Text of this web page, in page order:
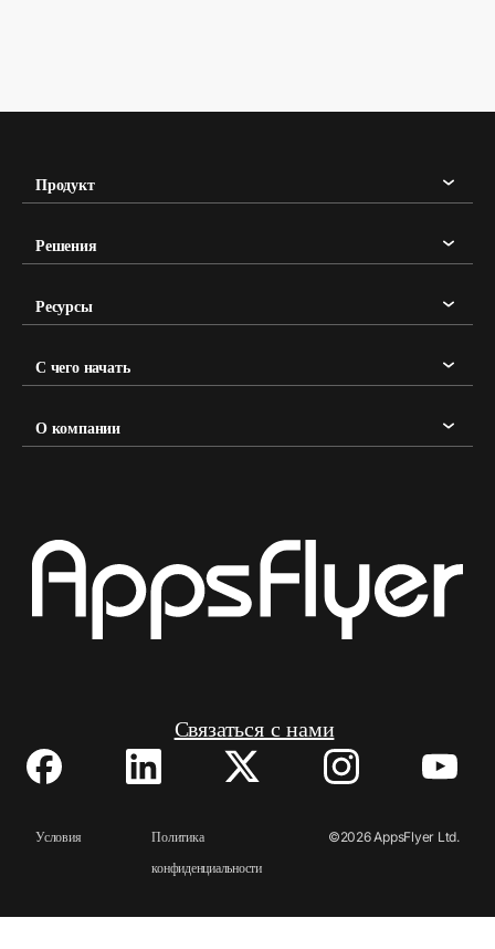
Продукт
Решения
Ресурсы
С чего начать
О компании
Связаться с нами
Условия
Политика
конфиденциальности
©2026 AppsFlyer Ltd.